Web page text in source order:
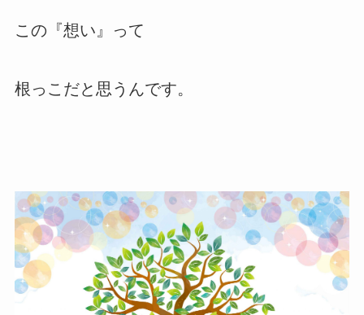
この『想い』って
根っこだと思うんです。